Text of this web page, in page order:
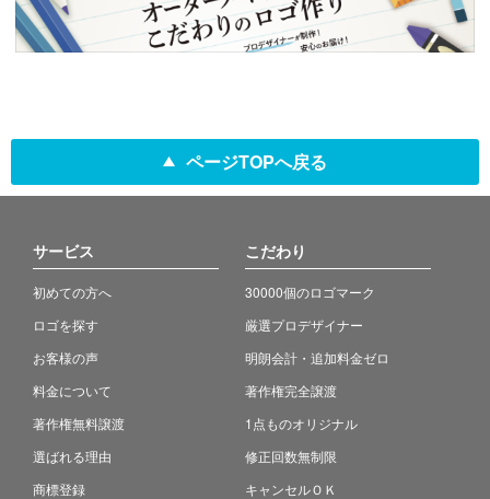
ページTOPへ戻る
サービス
初めての方へ
ロゴを探す
お客様の声
料金について
著作権無料譲渡
選ばれる理由
商標登録
こだわり
30000個のロゴマーク
厳選プロデザイナー
明朗会計・追加料金ゼロ
著作権完全譲渡
1点ものオリジナル
修正回数無制限
キャンセルＯＫ